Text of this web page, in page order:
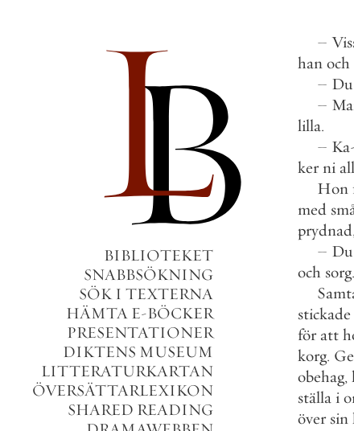
BIBLIOTEKET
SNABBSÖKNING
SÖK I TEXTERNA
HÄMTA E-BÖCKER
PRESENTATIONER
DIKTENS MUSEUM
LITTERATURKARTAN
ÖVERSÄTTARLEXIKON
SHARED READING
–
han och
– Du
–
lilla.
– Ka
ker ni
Hon
med
prydnad
– Du
och sorg.
stickade
för att
korg.
obehag,
ställa i
över sin